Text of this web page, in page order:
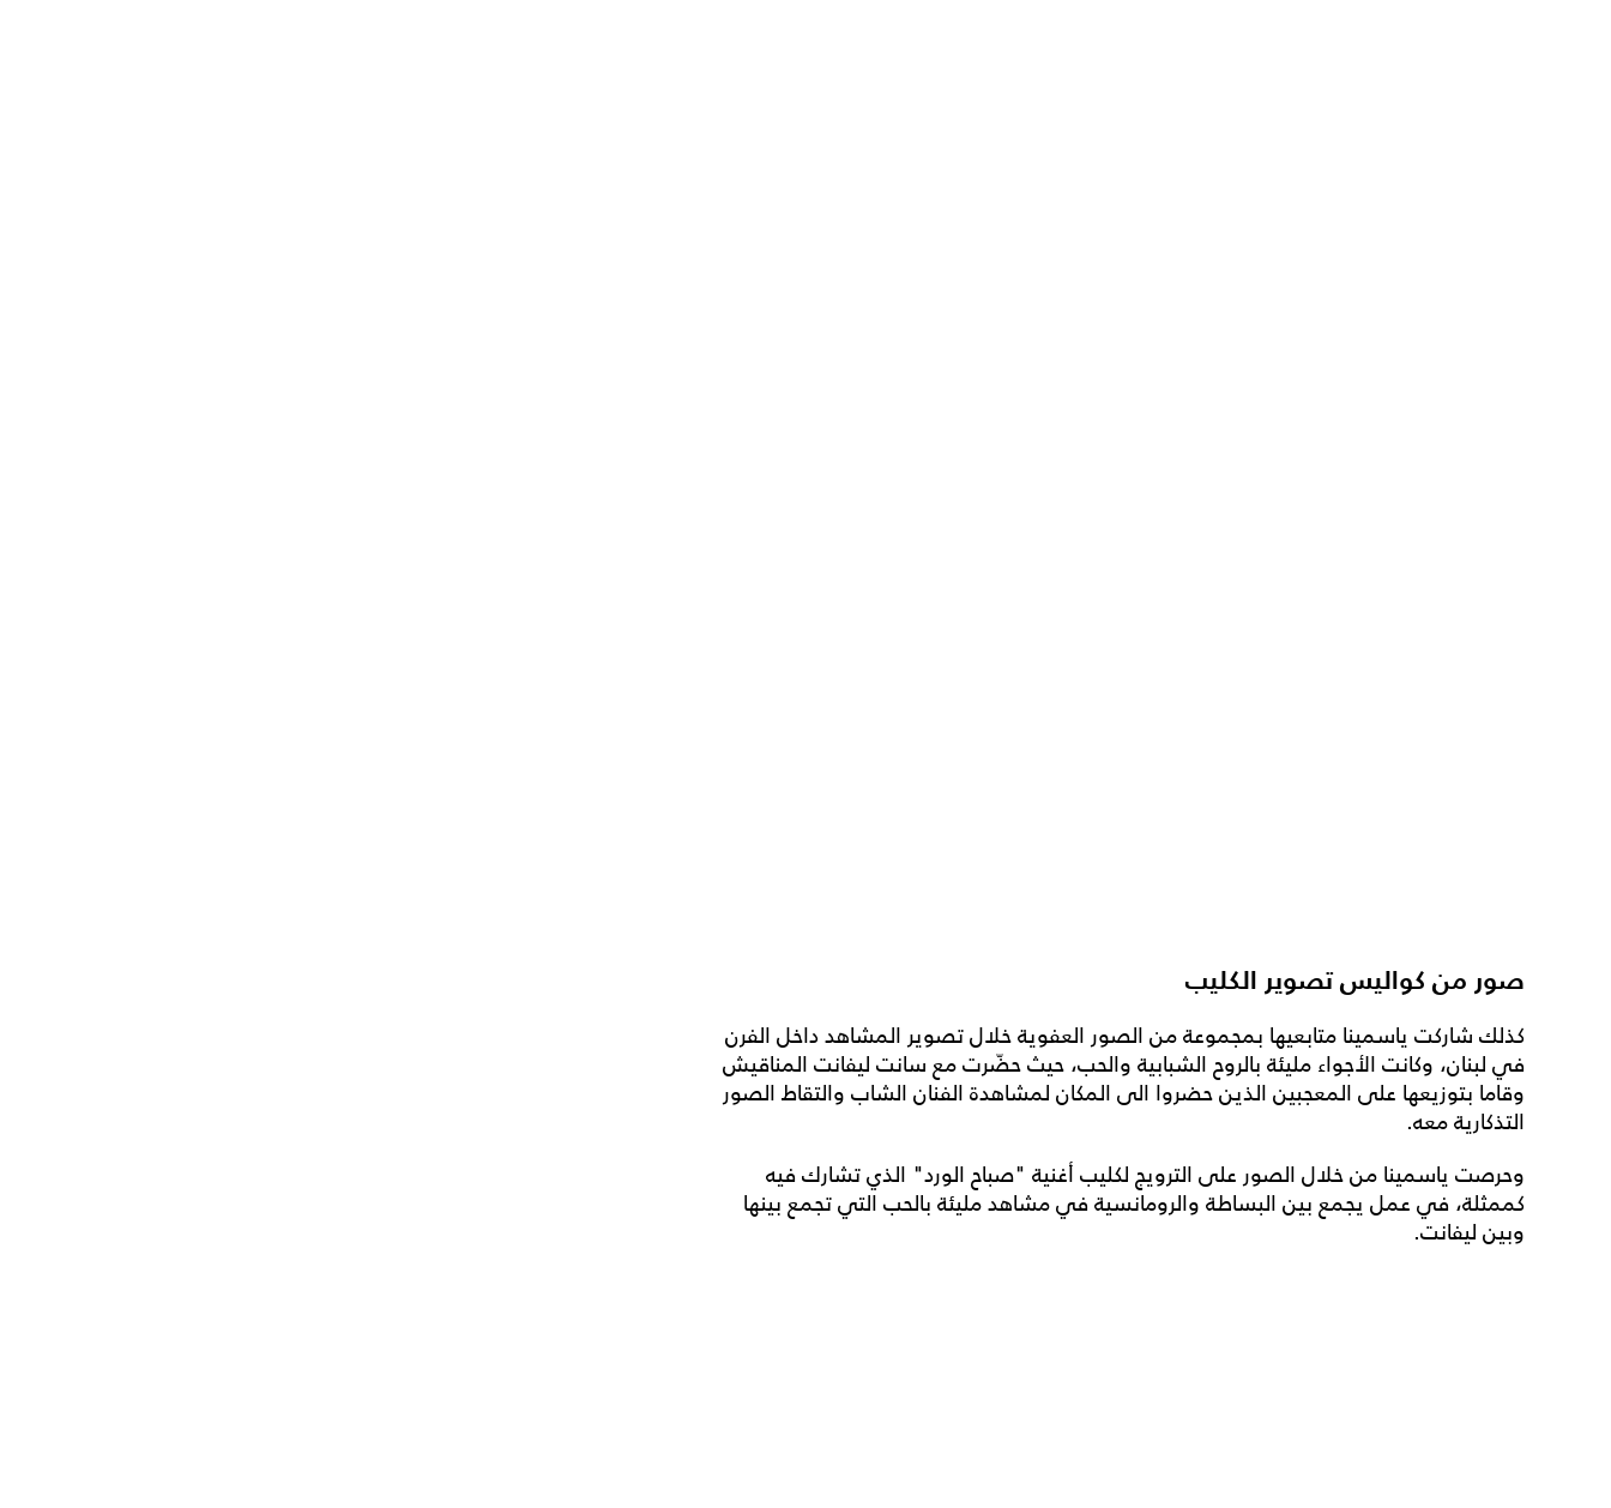
صور من كواليس تصوير الكليب
كذلك شاركت ياسمينا متابعيها بمجموعة من الصور العفوية خلال تصوير المشاهد داخل الفرن
في لبنان، وكانت الأجواء مليئة بالروح الشبابية والحب، حيث حضّرت مع سانت ليفانت المناقيش
وقاما بتوزيعها على المعجبين الذين حضروا الى المكان لمشاهدة الفنان الشاب والتقاط الصور
التذكارية معه.
وحرصت ياسمينا من خلال الصور على الترويج لكليب أغنية "صباح الورد" الذي تشارك فيه
كممثلة، في عمل يجمع بين البساطة والرومانسية في مشاهد مليئة بالحب التي تجمع بينها
وبين ليفانت.